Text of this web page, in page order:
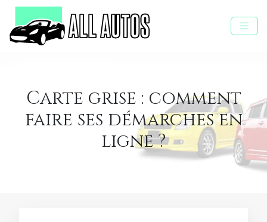
Carte grise : comment
faire ses démarches en
ligne ?